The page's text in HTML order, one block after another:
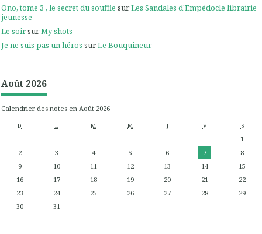
Ono, tome 3 , le secret du souffle surLes Sandales d'Empédocle librairie
jeunesse
Le soirsurMy shots
Je ne suis pas un héros surLe Bouquineur
Août 2026
Calendrier des notes en Août 2026
D L M M J V S
1
2
3 4 5 6 7
8
9
10 11 12 13 14
15
16
17 18 19 20 21
22
23
24 25 26 27 28
29
30
31